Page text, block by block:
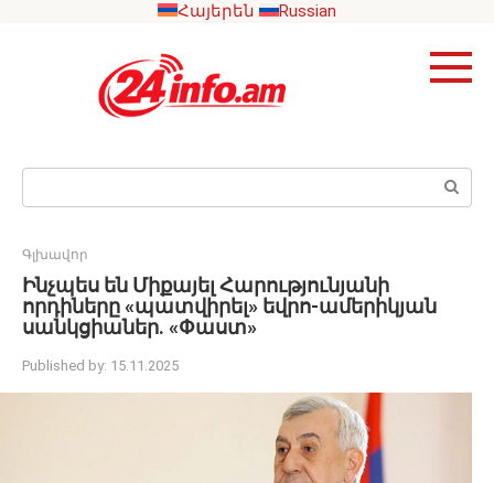
Հայերեն Russian
Search:
Գլխավոր
Ինչպես են Միքայել Հարությունյանի
որդիները «պատվիրել» եվրո-ամերիկյան
սանկցիաներ. «Փաստ»
Published by: 15.11.2025